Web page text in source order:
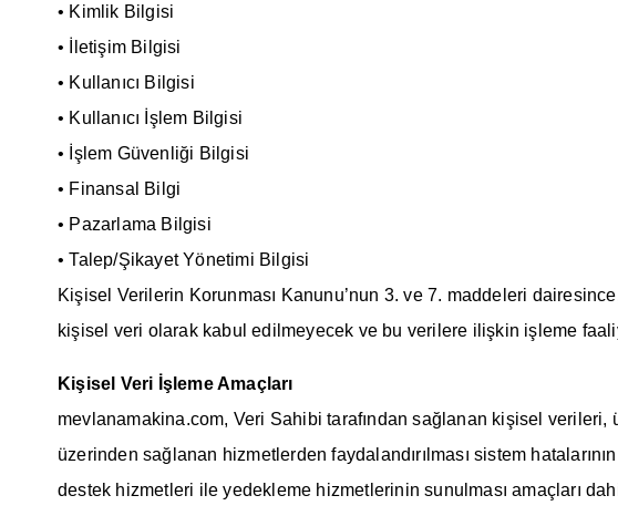
• Kimlik Bilgisi
• İletişim Bilgisi
• Kullanıcı Bilgisi
• Kullanıcı İşlem Bilgisi
• İşlem Güvenliği Bilgisi
• Finansal Bilgi
• Pazarlama Bilgisi
• Talep/Şikayet Yönetimi Bilgisi
Kişisel Verilerin Korunması Kanunu’nun 3. ve 7. maddeleri
kişisel veri olarak kabul edilmeyecek ve bu verilere ilişkin işleme
Kişisel Veri İşleme Amaçları
mevlanamakina.com, Veri Sahibi tarafından sağlanan kişisel verileri,
üzerinden sağlanan hizmetlerden faydalandırılması sistem
destek hizmetleri ile yedekleme hizmetlerinin sunulması amaçları